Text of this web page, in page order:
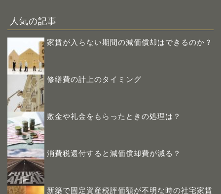
人気の記事
家賃が入らない期間の減価償却はできるのか？
修繕費の計上のタイミング
敷金や礼金をもらったときの処理は？
消費税還付すると減価償却費が減る？
新築で固定資産税評価額が不明な時の社宅家賃